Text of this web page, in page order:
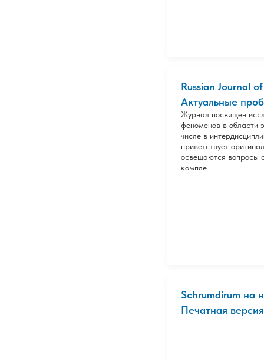
Russian Journal
Актуальные
Журнал посвящен
феноменов в области
числе в
приветствует
освещаются вопросы
компле
Schrumdirum на
Печатная версия